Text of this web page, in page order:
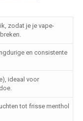
zodat je je vape-
en consistente
ideaal voor
tot frisse menthol